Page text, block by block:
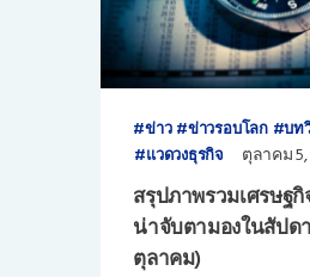
ข่าว ข่าวรอบโลก
บท
แวดวงธุรกิจ
ตุลาคม
สรุปภาพรวมเศรษฐ
น่าจับตามองในสัปด
ตุลาคม)